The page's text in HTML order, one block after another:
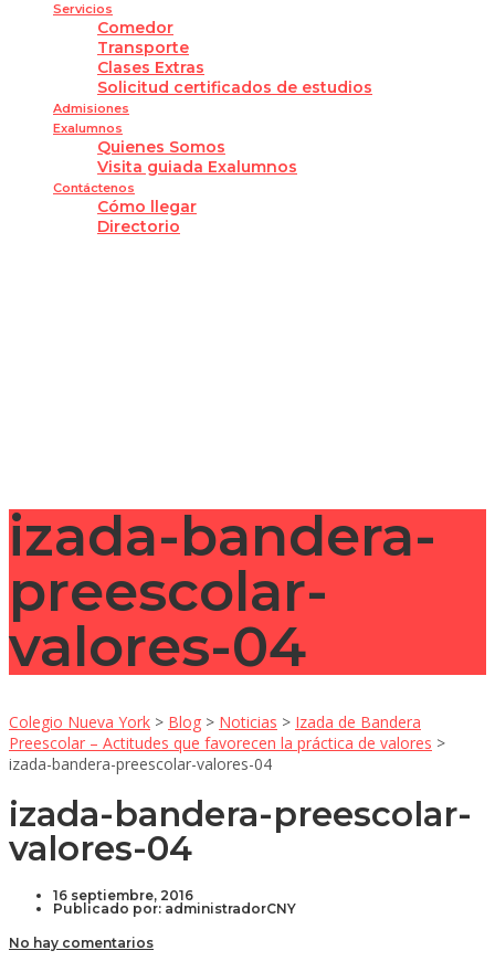
Servicios
Comedor
Transporte
Clases Extras
Solicitud certificados de estudios
Admisiones
Exalumnos
Quienes Somos
Visita guiada Exalumnos
Contáctenos
Cómo llegar
Directorio
izada-bandera-
preescolar-
valores-04
Colegio Nueva York > Blog > Noticias > Izada de Bandera
Preescolar – Actitudes que favorecen la práctica de valores >
izada-bandera-preescolar-valores-04
izada-bandera-preescolar-
valores-04
16 septiembre, 2016
Publicado por: administradorCNY
No hay comentarios